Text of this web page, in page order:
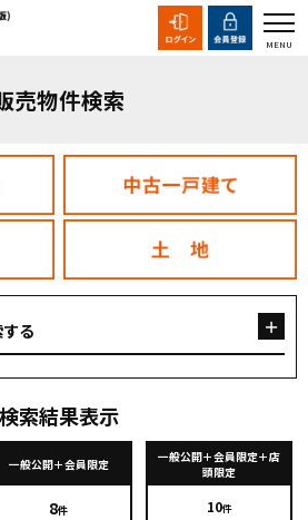
売物件検索
る
検索結果表示
一般公開＋会員限定
8件
一般公開＋会員限定＋店
頭限定
10件